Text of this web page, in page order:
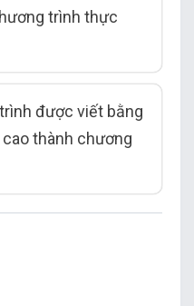
trình thực
được viết bằng
thành chương